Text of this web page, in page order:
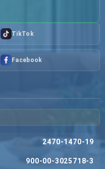
TikTok
Facebook
2470-1470-19
900-00-3025718-3